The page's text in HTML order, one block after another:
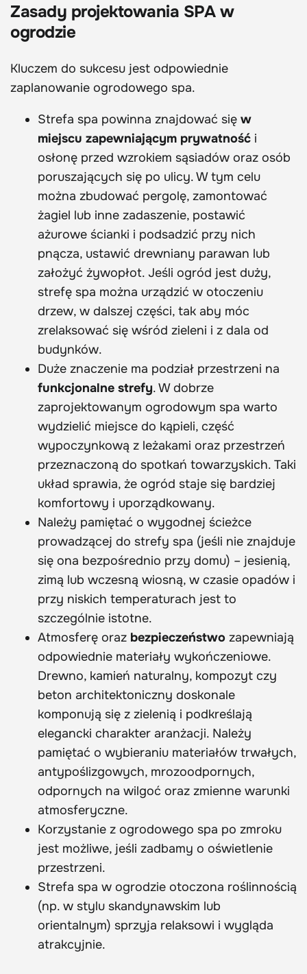
Zasady projektowania SPA w
ogrodzie
Kluczem do sukcesu jest odpowiednie
zaplanowanie ogrodowego spa.
Strefa spa powinna znajdować się w
miejscu zapewniającym prywatność i
osłonę przed wzrokiem sąsiadów oraz osób
poruszających się po ulicy. W tym celu
można zbudować pergolę, zamontować
żagiel lub inne zadaszenie, postawić
ażurowe ścianki i podsadzić przy nich
pnącza, ustawić drewniany parawan lub
założyć żywopłot. Jeśli ogród jest duży,
strefę spa można urządzić w otoczeniu
drzew, w dalszej części, tak aby móc
zrelaksować się wśród zieleni i z dala od
budynków.
Duże znaczenie ma podział przestrzeni na
funkcjonalne strefy. W dobrze
zaprojektowanym ogrodowym spa warto
wydzielić miejsce do kąpieli, część
wypoczynkową z leżakami oraz przestrzeń
przeznaczoną do spotkań towarzyskich. Taki
układ sprawia, że ogród staje się bardziej
komfortowy i uporządkowany.
Należy pamiętać o wygodnej ścieżce
prowadzącej do strefy spa (jeśli nie znajduje
się ona bezpośrednio przy domu) – jesienią,
zimą lub wczesną wiosną, w czasie opadów i
przy niskich temperaturach jest to
szczególnie istotne.
Atmosferę oraz bezpieczeństwo zapewniają
odpowiednie materiały wykończeniowe.
Drewno, kamień naturalny, kompozyt czy
beton architektoniczny doskonale
komponują się z zielenią i podkreślają
elegancki charakter aranżacji. Należy
pamiętać o wybieraniu materiałów trwałych,
antypoślizgowych, mrozoodpornych,
odpornych na wilgoć oraz zmienne warunki
atmosferyczne.
Korzystanie z ogrodowego spa po zmroku
jest możliwe, jeśli zadbamy o oświetlenie
przestrzeni.
Strefa spa w ogrodzie otoczona roślinnością
(np. w stylu skandynawskim lub
orientalnym) sprzyja relaksowi i wygląda
atrakcyjnie.